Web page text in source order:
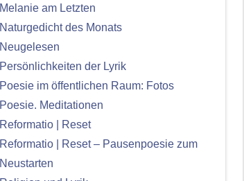
Melanie am Letzten
Naturgedicht des Monats
Neugelesen
Persönlichkeiten der Lyrik
Poesie im öffentlichen Raum: Fotos
Poesie. Meditationen
Reformatio | Reset
Reformatio | Reset – Pausenpoesie zum
Neustarten